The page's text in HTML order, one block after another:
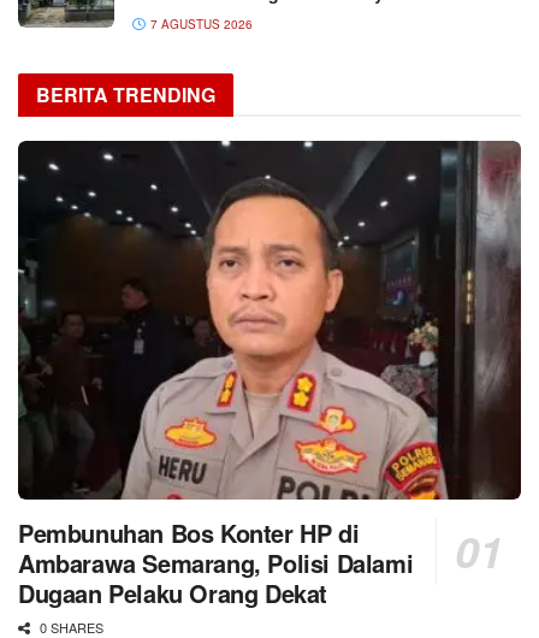
7 AGUSTUS 2026
BERITA TRENDING
Pembunuhan Bos Konter HP di
Ambarawa Semarang, Polisi Dalami
Dugaan Pelaku Orang Dekat
0 SHARES